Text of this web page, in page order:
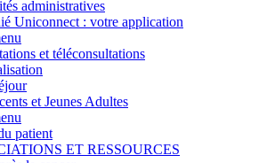
administratives
Uniconnect : votre application
et téléconsultations
et Jeunes Adultes
patient
ET RESSOURCES